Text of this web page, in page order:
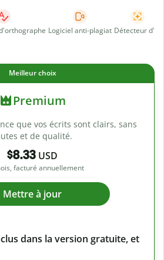
Logiciel anti-plagiat Détecteur d'IA
Meilleur choix
Premium
que vos écrits sont clairs, sans
et de qualité.
$8.33 USD
facturé annuellement
Mettre à jour
dans la version gratuite, et